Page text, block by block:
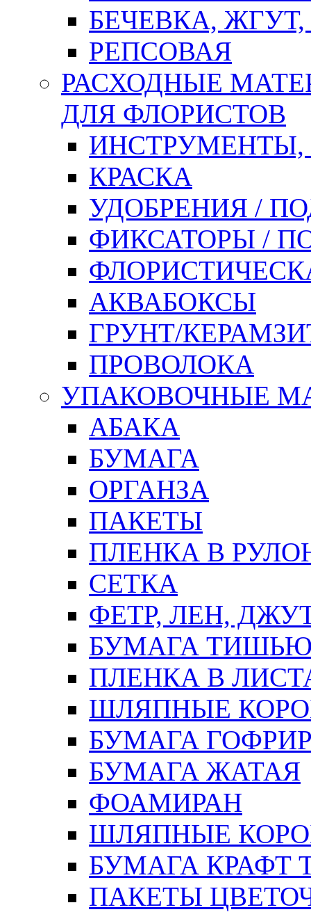
БЕЧЕВКА,
РЕПСОВАЯ
РАСХОДНЫЕ
ДЛЯ ФЛОРИСТОВ
ИНСТРУМЕНТЫ,
КРАСКА
УДОБРЕНИЯ /
ФИКСАТОРЫ /
АКВАБОКСЫ
ГРУНТ/
ПРОВОЛОКА
УПАКОВОЧНЫЕ
АБАКА
БУМАГА
ОРГАНЗА
ПАКЕТЫ
ПЛЕНКА В
СЕТКА
ФЕТР, ЛЕН,
БУМАГА
ПЛЕНКА В
ШЛЯПНЫЕ
БУМАГА
БУМАГА ЖАТАЯ
ФОАМИРАН
ШЛЯПНЫЕ
БУМАГА КРАФТ
ПАКЕТЫ